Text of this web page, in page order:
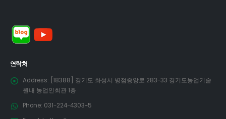
연락처
Address:
[18388] 경기도 화성시 병점중앙로 283-33 경기도농업기술
원내 농업인회관 1층
Phone: 031-224-4303~5